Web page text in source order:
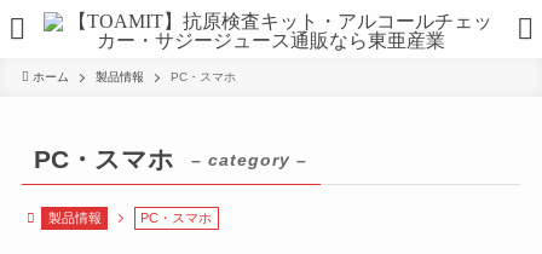
ホーム 製品情報 PC・スマホ
PC・スマホ – category –
製品情報 PC・スマホ